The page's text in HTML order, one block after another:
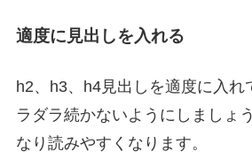
適度に見出しを入れる
h2、h3、h4見出しを適度に入れ
ラダラ続かないようにしましょ
なり読みやすくなります。